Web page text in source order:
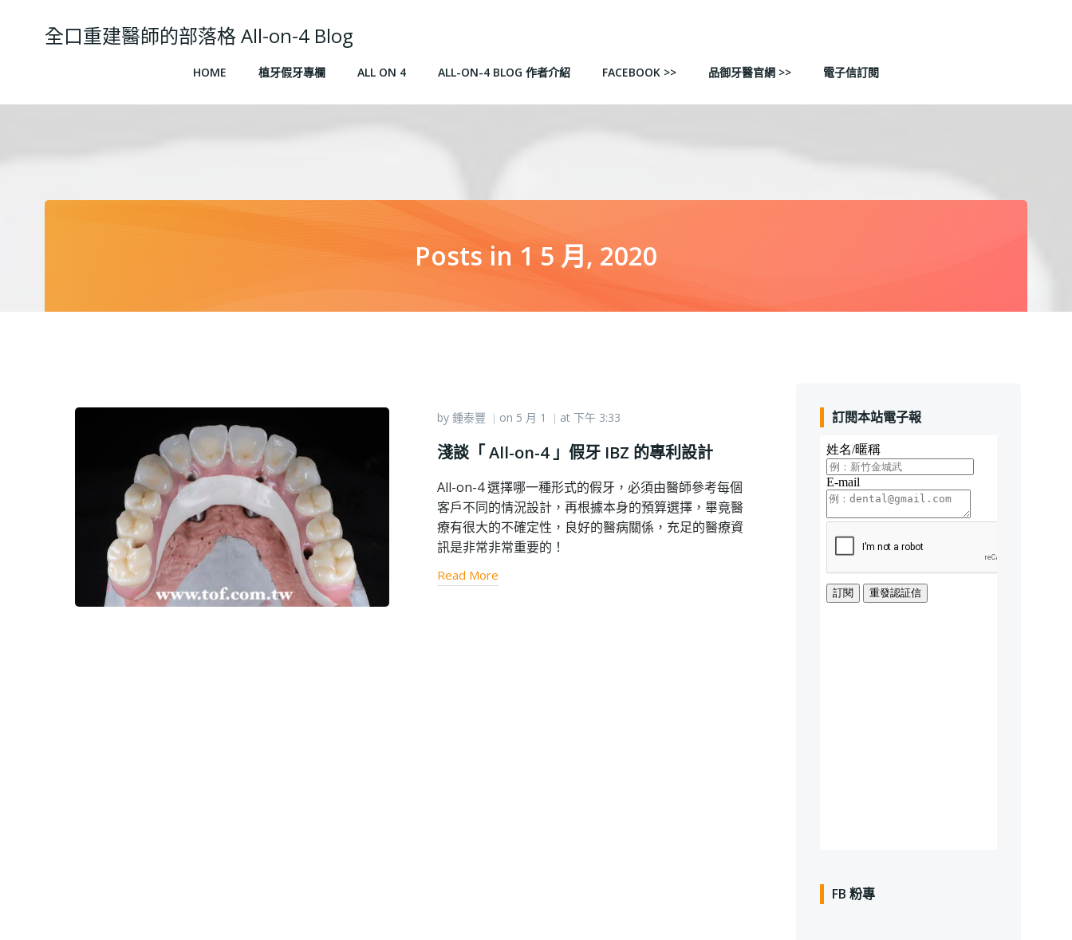
全口重建醫師的部落格 All-on-4 Blog
HOME 植牙假牙專欄 ALL ON 4 ALL-ON-4 BLOG 作者介紹 FACEBOOK >> 品御牙醫官網 >> 電子信訂閱
Posts in 1 5 月, 2020
by 鍾泰豐 | on 5 月 1 | at 下午 3:33
淺談「 All-on-4 」假牙 IBZ 的專利設計
All-on-4 選擇哪一種形式的假牙，必須由醫師參考每個
客戶不同的情況設計，再根據本身的預算選擇，畢竟醫
療有很大的不確定性，良好的醫病關係，充足的醫療資
訊是非常非常重要的！
Read More
訂閱本站電子報
FB 粉專